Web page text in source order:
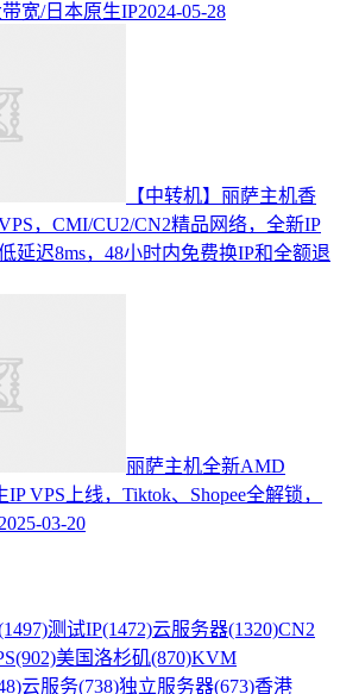
宽/日本原生IP2024-05-28
【中转机】丽萨主机香
，CMI/CU2/CN2精品网络，全新IP
延迟8ms，48小时内免费换IP和全额退
丽萨主机全新AMD
VPS上线，Tiktok、Shopee全解锁，
2025-03-20
测试IP(1472)云服务器(1320)CN2
(902)美国洛杉矶(870)KVM
云服务(738)独立服务器(673)香港